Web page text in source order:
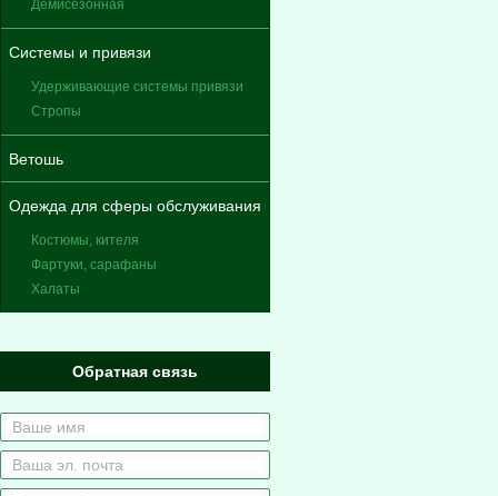
Демисезонная
Системы и привязи
Удерживающие системы привязи
Стропы
Ветошь
Одежда для сферы обслуживания
Костюмы, кителя
Фартуки, сарафаны
Халаты
Обратная связь